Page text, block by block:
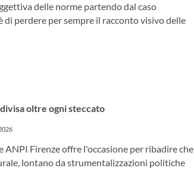
delle norme partendo dal caso
di perdere per sempre il racconto visivo delle
oltre ogni steccato
ANPI Firenze offre l'occasione per ribadire che
lontano da strumentalizzazioni politiche